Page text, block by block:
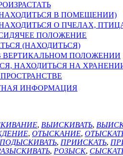
В ПОМЕЩЕНИИ)
О ПЧЕЛАХ,
ПОЛОЖЕНИЕ
(НАХОДИТЬСЯ)
ВЕРТИКАЛЬНОМ ПОЛОЖЕНИИ
НАХОДИТЬСЯ НА
ИНФОРМАЦИЯ
, ВЫИСКИВАТЬ,
, ОТЫСКАНИЕ,
ПОДЫСКИВАТЬ, ПРИИСКАТЬ,
, РОЗЫСК,